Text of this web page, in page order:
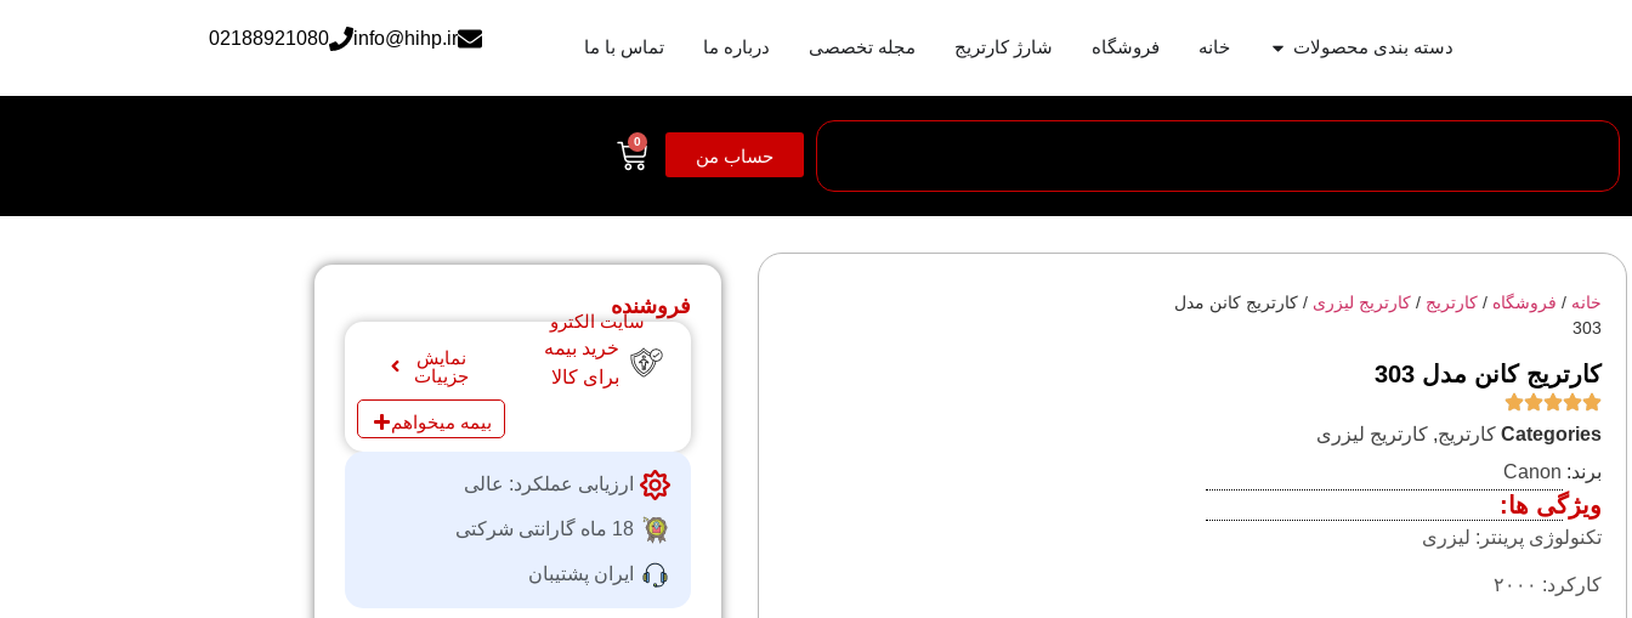
دسته بندی محصولات خانه فروشگاه شارژ کارتریج مجله تخصصی درباره ما تماس با ما info@hihp.ir
02188921080
حساب من
0
فروشنده
سایت الکترو
خرید بیمه
برای کالا
نمایش
جزییات
بیمه میخواهم
ارزیابی عملکرد: عالی
18 ماه گارانتی شرکتی
ایران پشتیبان
خانه / فروشگاه / کارتریج / کارتریج لیزری / کارتریج کانن مدل
303
کارتریج کانن مدل 303
Categories کارتریج, کارتریج لیزری
برند: Canon
ویژگی ها:
تکنولوژی پرینتر: لیزری
کارکرد: ۲۰۰۰